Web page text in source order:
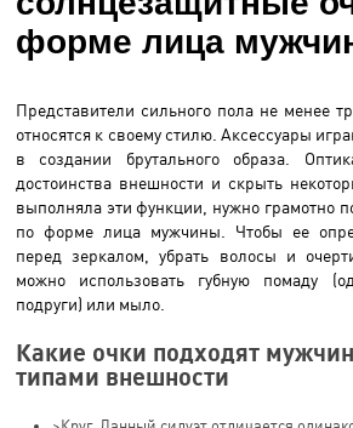
форме лица
Представители сильного пола не менее
относятся к своему стилю. Аксессуары
в создании брутального образа.
достоинства внешности и скрыть
выполняла эти функции, нужно грамотно
по форме лица мужчины. Чтобы ее
перед зеркалом, убрать волосы и
можно использовать губную помаду
подруги) или мыло.
Какие очки подходят
типами внешности